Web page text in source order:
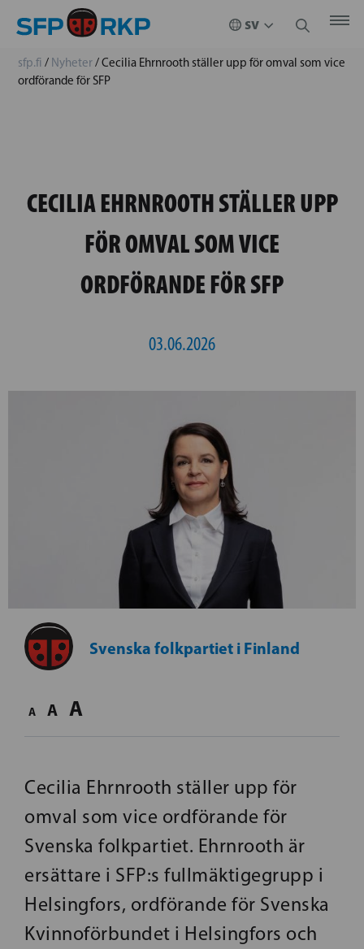
sfp.fi / Nyheter/Cecilia Ehrnrooth ställer upp för omval som vice
ordförande för SFP
CECILIA EHRNROOTH STÄLLER UPP
FÖR OMVAL SOM VICE
ORDFÖRANDE FÖR SFP
03.06.2026
Svenska folkpartiet i Finland
A A A
Cecilia Ehrnrooth ställer upp för
omval som vice ordförande för
Svenska folkpartiet. Ehrnrooth är
ersättare i SFP:s fullmäktigegrupp i
Helsingfors, ordförande för Svenska
Kvinnoförbundet i Helsingfors och